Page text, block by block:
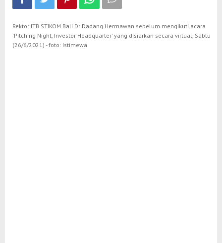
Indonesia
Rektor ITB STIKOM Bali Dr Dadang Hermawan sebelum mengikuti acara
'Pitching Night, Investor Headquarter' yang disiarkan secara virtual, Sabtu
(26/6/2021) - foto: Istimewa